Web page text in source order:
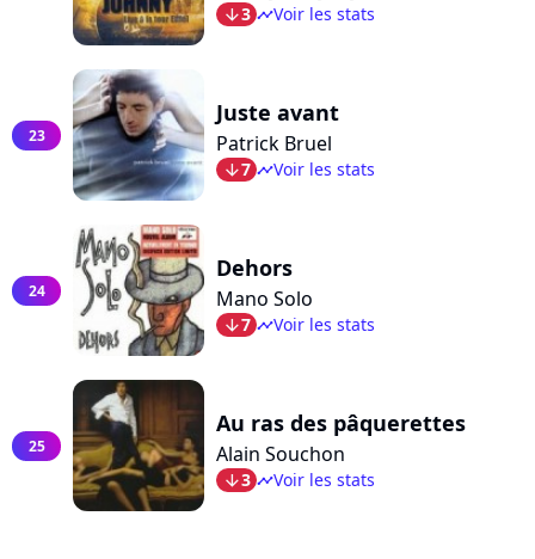
arrow_bot3 timelineVoir les stats
23
Juste avant
Patrick Bruel
arrow_bot7 timelineVoir les stats
24
Dehors
Mano Solo
arrow_bot7 timelineVoir les stats
25
Au ras des pâquerettes
Alain Souchon
arrow_bot3 timelineVoir les stats